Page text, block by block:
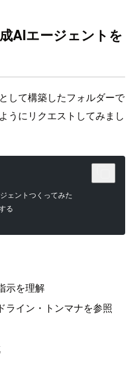
AIエージェントを
して構築したフォルダーで
うにリクエストしてみまし
ェントつくってみた
る
示を理解
ライン・トンマナを参照